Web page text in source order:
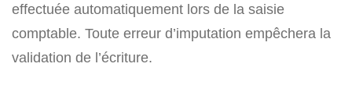
effectuée automatiquement lors de la saisie
comptable. Toute erreur d’imputation empêchera la
validation de l’écriture.